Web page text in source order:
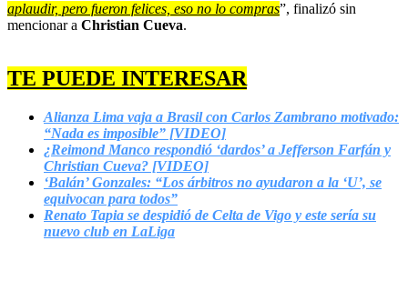
aplaudir, pero fueron felices, eso no lo compras”, finalizó sin
mencionar a Christian Cueva.
TE PUEDE INTERESAR
Alianza Lima vaja a Brasil con Carlos Zambrano motivado:
“Nada es imposible” [VIDEO]
¿Reimond Manco respondió ‘dardos’ a Jefferson Farfán y
Christian Cueva? [VIDEO]
‘Balán’ Gonzales: “Los árbitros no ayudaron a la ‘U’, se
equivocan para todos”
Renato Tapia se despidió de Celta de Vigo y este sería su
nuevo club en LaLiga